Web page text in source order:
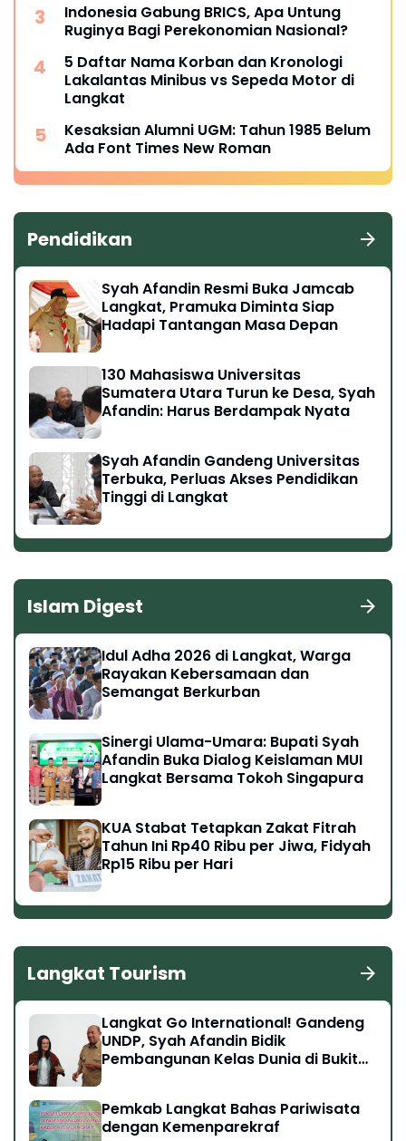
Indonesia Gabung BRICS, Apa Untung
Ruginya Bagi Perekonomian Nasional?
5 Daftar Nama Korban dan Kronologi
Lakalantas Minibus vs Sepeda Motor di
Langkat
Kesaksian Alumni UGM: Tahun 1985 Belum
Ada Font Times New Roman
Pendidikan
Syah Afandin Resmi Buka Jamcab
Langkat, Pramuka Diminta Siap
Hadapi Tantangan Masa Depan
130 Mahasiswa Universitas
Sumatera Utara Turun ke Desa, Syah
Afandin: Harus Berdampak Nyata
Syah Afandin Gandeng Universitas
Terbuka, Perluas Akses Pendidikan
Tinggi di Langkat
Islam Digest
Idul Adha 2026 di Langkat, Warga
Rayakan Kebersamaan dan
Semangat Berkurban
Sinergi Ulama-Umara: Bupati Syah
Afandin Buka Dialog Keislaman MUI
Langkat Bersama Tokoh Singapura
KUA Stabat Tetapkan Zakat Fitrah
Tahun Ini Rp40 Ribu per Jiwa, Fidyah
Rp15 Ribu per Hari
Langkat Tourism
Langkat Go International! Gandeng
UNDP, Syah Afandin Bidik
Pembangunan Kelas Dunia di Bukit
Pemkab Langkat Bahas Pariwisata
dengan Kemenparekraf